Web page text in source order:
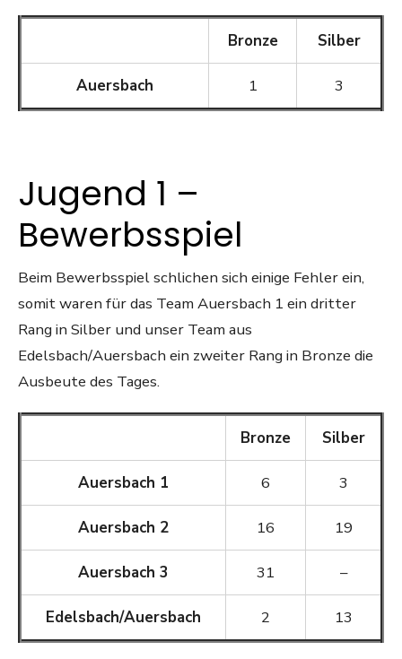
Bronze Silber
Auersbach 1 3
Jugend 1 –
Bewerbsspiel
Beim Bewerbsspiel schlichen sich einige Fehler ein,
somit waren für das Team Auersbach 1 ein dritter
Rang in Silber und unser Team aus
Edelsbach/Auersbach ein zweiter Rang in Bronze die
Ausbeute des Tages.
Bronze Silber
Auersbach 1 6 3
Auersbach 2 16 19
Auersbach 3 31 –
Edelsbach/Auersbach 2 13